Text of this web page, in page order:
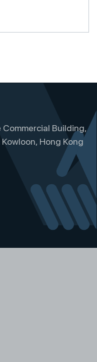
Building,
Hong Kong